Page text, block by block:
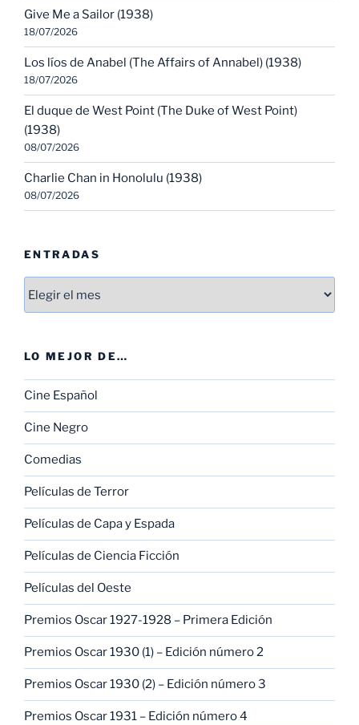
Give Me a Sailor (1938)
18/07/2026
Los líos de Anabel (The Affairs of Annabel) (1938)
18/07/2026
El duque de West Point (The Duke of West Point)
(1938)
08/07/2026
Charlie Chan in Honolulu (1938)
08/07/2026
ENTRADAS
LO MEJOR DE…
Cine Español
Cine Negro
Comedias
Películas de Terror
Películas de Capa y Espada
Películas de Ciencia Ficción
Películas del Oeste
Premios Oscar 1927-1928 – Primera Edición
Premios Oscar 1930 (1) – Edición número 2
Premios Oscar 1930 (2) – Edición número 3
Premios Oscar 1931 – Edición número 4